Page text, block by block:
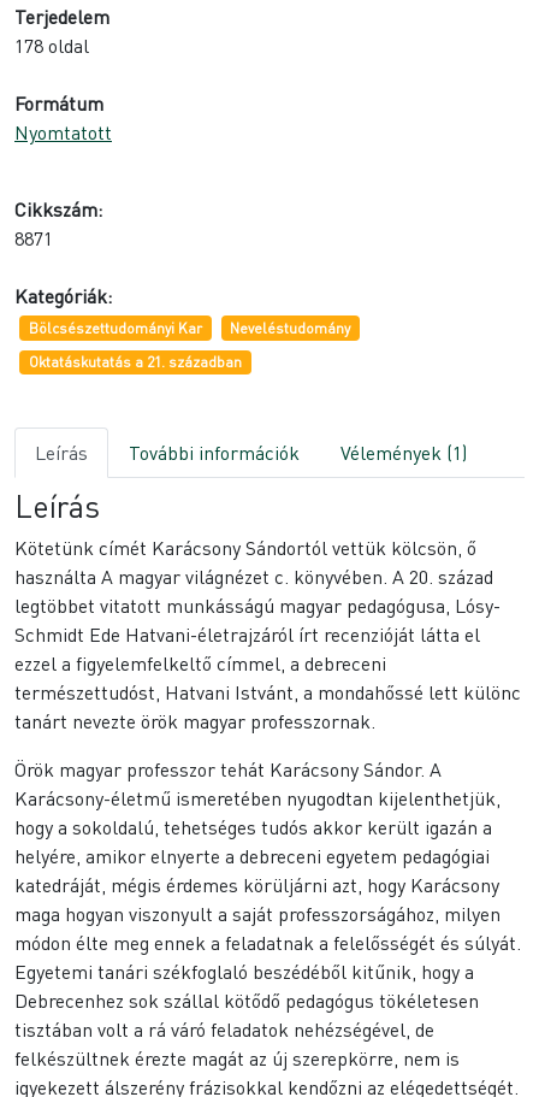
Terjedelem
178 oldal
Formátum
Nyomtatott
Cikkszám:
8871
Kategóriák:
Bölcsészettudományi Kar
Neveléstudomány
Oktatáskutatás a 21. században
Leírás További információk Vélemények (1)
Leírás
Kötetünk címét Karácsony Sándortól vettük kölcsön, ő
használta A magyar világnézet c. könyvében. A 20. század
legtöbbet vitatott munkásságú magyar pedagógusa, Lósy-
Schmidt Ede Hatvani-életrajzáról írt recenzióját látta el
ezzel a figyelemfelkeltő címmel, a debreceni
természettudóst, Hatvani Istvánt, a mondahőssé lett különc
tanárt nevezte örök magyar professzornak.
Örök magyar professzor tehát Karácsony Sándor. A
Karácsony-életmű ismeretében nyugodtan kijelenthetjük,
hogy a sokoldalú, tehetséges tudós akkor került igazán a
helyére, amikor elnyerte a debreceni egyetem pedagógiai
katedráját, mégis érdemes körüljárni azt, hogy Karácsony
maga hogyan viszonyult a saját professzorságához, milyen
módon élte meg ennek a feladatnak a felelősségét és súlyát.
Egyetemi tanári székfoglaló beszédéből kitűnik, hogy a
Debrecenhez sok szállal kötődő pedagógus tökéletesen
tisztában volt a rá váró feladatok nehézségével, de
felkészültnek érezte magát az új szerepkörre, nem is
igyekezett álszerény frázisokkal kendőzni az elégedettségét.